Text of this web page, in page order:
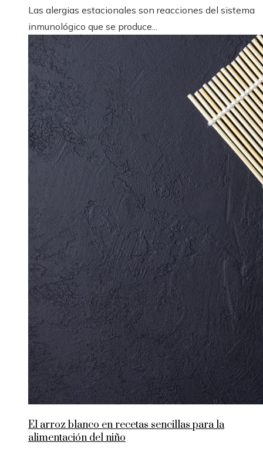
Las alergias estacionales son reacciones del sistema
inmunológico que se produce...
El arroz blanco en recetas sencillas para la
alimentación del niño